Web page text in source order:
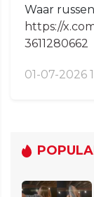
Waar
https://
3611280662
01-07-2026